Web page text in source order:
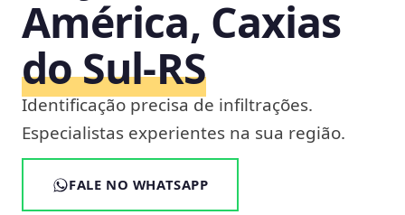
América, Caxias
do Sul‑RS
Identificação precisa de infiltrações.
Especialistas experientes na sua região.
FALE NO WHATSAPP